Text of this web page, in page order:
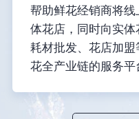
帮助鲜花经销商将
体花店，同时向实
耗材批发、花店加
花全产业链的服务平